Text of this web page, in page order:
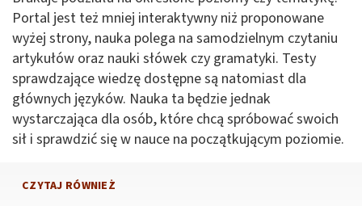
Portal jest też mniej interaktywny niż proponowane
wyżej strony, nauka polega na samodzielnym czytaniu
artykułów oraz nauki słówek czy gramatyki. Testy
sprawdzające wiedzę dostępne są natomiast dla
głównych języków. Nauka ta będzie jednak
wystarczająca dla osób, które chcą spróbować swoich
sił i sprawdzić się w nauce na początkującym poziomie.
CZYTAJ RÓWNIEŻ